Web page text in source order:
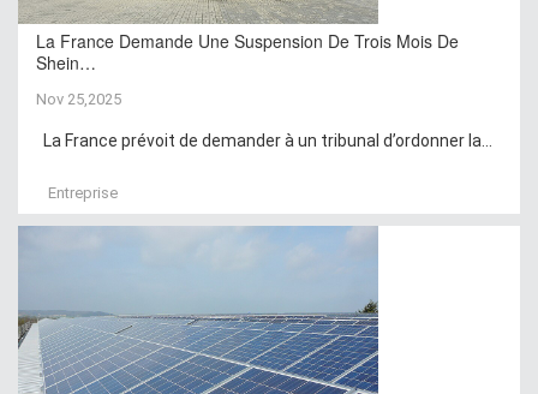
La France Demande Une Suspension De Trois Mois De
Shein…
Nov 25,2025
La France prévoit de demander à un tribunal d’ordonner la...
Entreprise